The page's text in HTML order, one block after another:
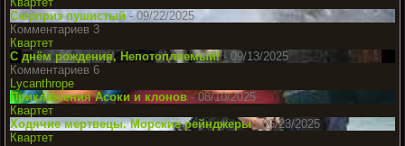
Сюрприз пушистый - 09/22/2025
Комментариев 3
Квартет
С днём рождения, Непотопляемый!- 09/13/2025
Комментариев 6
Lycanthrope
Приключения Асоки и клонов- 08/10/2025
Квартет
Ходячие мертвецы. Морские рейнджеры- 06/23/2025
Квартет